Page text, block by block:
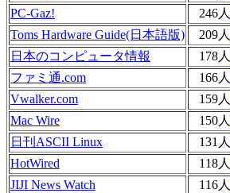
PC-Gaz!
246人
Toms Hardware Guide(日本語版)
209人
日本のコンピュータ情報
178人
ファミ通.com
166人
Vwalker.com
159人
Mac Wire
150人
日刊ASCII Linux
131人
HotWired
118人
JIJI News Watch
116人